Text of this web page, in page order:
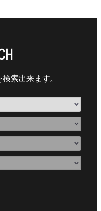
索出来ます。